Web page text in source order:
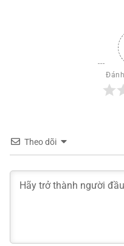
Theo dõi